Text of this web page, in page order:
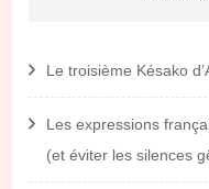
Le troisième Késako
Les expressions
(et éviter les silences